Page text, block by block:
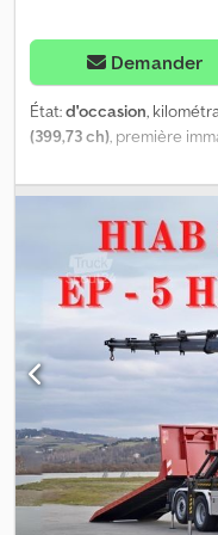
Demander
État:d'occasion,
(399,73 ch) , première
freins:retardeur, couleur:
chargement:
6 400 mm,
2 500 mm , Année de
climatisation, grue,
TÉLÉCOMMANDE / 6x2
DE PRODUCTION : 2010
ÉQUIPEMENTS : ? ABS ?
ÉLECTRIQUES ?
ASSISTÉE ?
CHARGE UTILE : 9 000
EMPATTEMENT : 490/
315/70R22,5 SUSPENSION
PNEUMATIQUE GRUE :